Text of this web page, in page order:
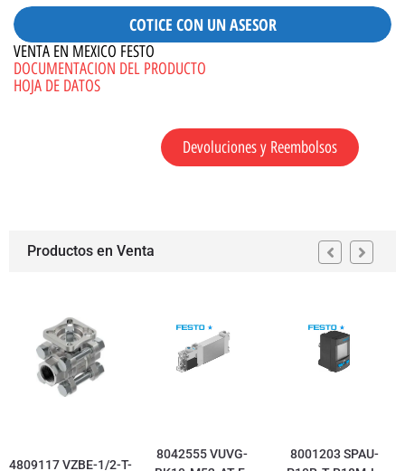
COTICE CON UN ASESOR
VENTA EN MEXICO FESTO
DOCUMENTACION DEL PRODUCTO
HOJA DE DATOS
Devoluciones y Reembolsos
Productos en Venta
4809117 VZBE-1/2-T-
8042555 VUVG-
8001203 SPAU-